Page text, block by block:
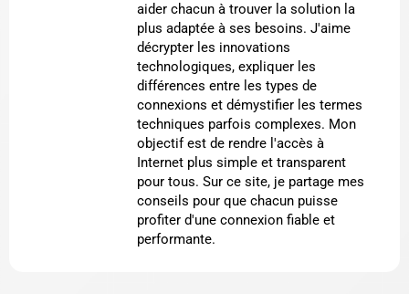
aider chacun à trouver la solution la
plus adaptée à ses besoins. J'aime
décrypter les innovations
technologiques, expliquer les
différences entre les types de
connexions et démystifier les termes
techniques parfois complexes. Mon
objectif est de rendre l'accès à
Internet plus simple et transparent
pour tous. Sur ce site, je partage mes
conseils pour que chacun puisse
profiter d'une connexion fiable et
performante.